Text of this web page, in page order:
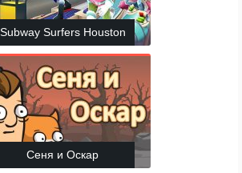
Subway Surfers Houston
Сеня и Оскар